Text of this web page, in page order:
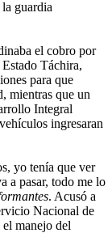
guardia
el cobro por
Táchira,
para que
mientras que un
Integral
ingresaran
yo tenía que ver
a pasar, todo me lo
. Acusó a
Nacional de
manejo del